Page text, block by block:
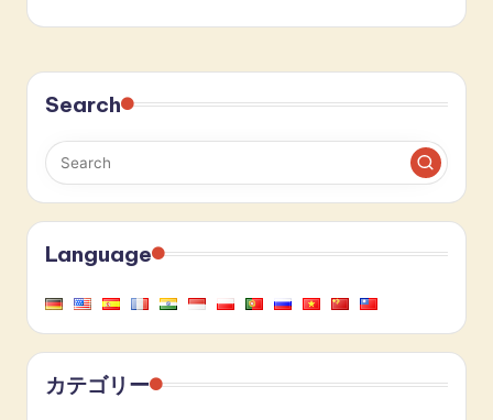
Search
Language
カテゴリー